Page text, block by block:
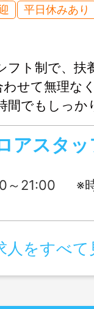
平日休みあり
フト制で、扶
せて無理な
間でもしっか
お菓子のプ
も充実して
アスタッ
時間勤務、両方大
人をすべて